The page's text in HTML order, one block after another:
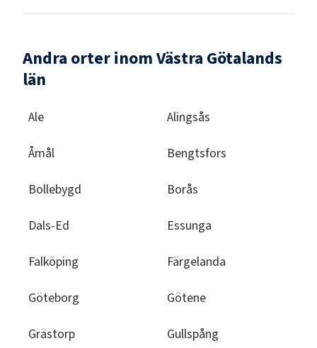
Andra orter inom Västra Götalands
län
Ale Alingsås
Åmål Bengtsfors
Bollebygd Borås
Dals-Ed Essunga
Falköping Färgelanda
Göteborg Götene
Grästorp Gullspång